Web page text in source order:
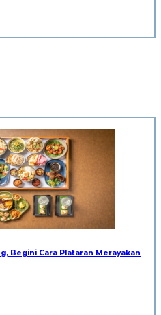
Begini Cara Plataran Merayakan